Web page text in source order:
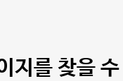
지를 찾을